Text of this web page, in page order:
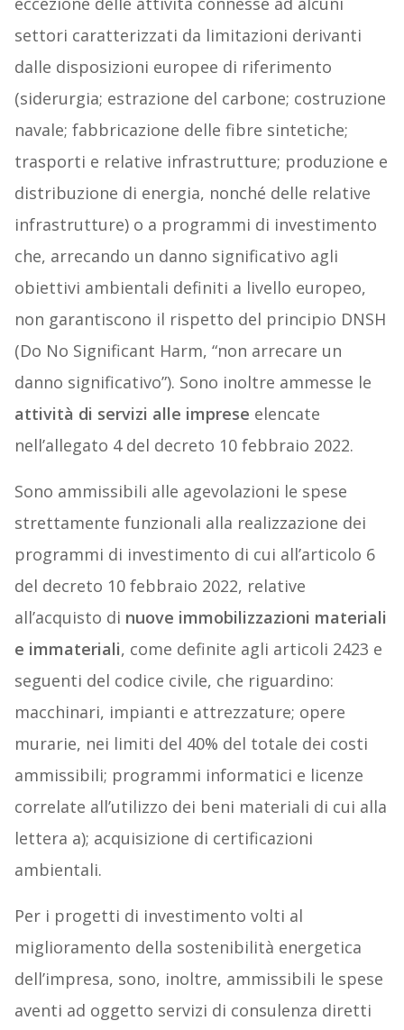
settori caratterizzati da limitazioni derivanti
dalle disposizioni europee di riferimento
(siderurgia; estrazione del carbone; costruzione
navale; fabbricazione delle fibre sintetiche;
trasporti e relative infrastrutture; produzione e
distribuzione di energia, nonché delle relative
infrastrutture) o a programmi di investimento
che, arrecando un danno significativo agli
obiettivi ambientali definiti a livello europeo,
non garantiscono il rispetto del principio DNSH
(Do No Significant Harm, “non arrecare un
danno significativo”). Sono inoltre ammesse le
attività di servizi alle imprese elencate
nell’allegato 4 del decreto 10 febbraio 2022.
Sono ammissibili alle agevolazioni le spese
strettamente funzionali alla realizzazione dei
programmi di investimento di cui all’articolo 6
del decreto 10 febbraio 2022, relative
all’acquisto di nuove immobilizzazioni materiali
e immateriali, come definite agli articoli 2423 e
seguenti del codice civile, che riguardino:
macchinari, impianti e attrezzature; opere
murarie, nei limiti del 40% del totale dei costi
ammissibili; programmi informatici e licenze
correlate all’utilizzo dei beni materiali di cui alla
lettera a); acquisizione di certificazioni
ambientali.
Per i progetti di investimento volti al
miglioramento della sostenibilità energetica
dell’impresa, sono, inoltre, ammissibili le spese
aventi ad oggetto servizi di consulenza diretti